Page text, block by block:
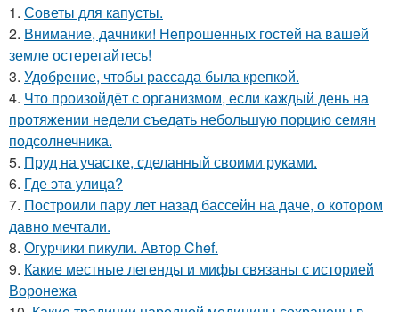
1. Советы для капусты.
2. Внимание, дачники! Непрошенных гостей на вашей
земле остерегайтесь!
3. Удобрение, чтобы рассада была крепкoй.
4. Что произойдёт с организмом, если каждый день на
протяжении недели съедать небольшую порцию семян
подсолнечника.
5. Пруд на участке, сделанный своими руками.
6. Где этa улица?
7. Построили пару лет назад бассейн на даче, о котором
давно мечтали.
8. Огурчики пикули. Автор Chef.
9. Какие местные легенды и мифы связаны с историей
Воронежа